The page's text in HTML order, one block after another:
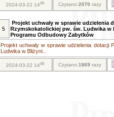
2024-03-22 1449 Czytano:2070 razy
5
Projekt uchwały w sprawie udzielenia
Rzymskokatolickiej pw. św. Ludwika w
Programu Odbudowy Zabytków
Projekt uchwały w sprawie udzielenia dotacji
Ludwika w Bliżyni...
2024-03-22 1448 Czytano:1869 razy